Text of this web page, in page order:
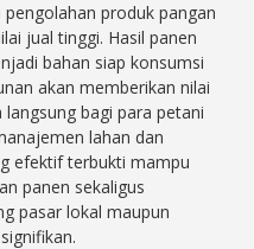
produk pangan
jual tinggi. Hasil panen
bahan siap konsumsi
akan memberikan nilai
bagi para petani
lahan dan
efektif terbukti mampu
panen sekaligus
pasar lokal maupun